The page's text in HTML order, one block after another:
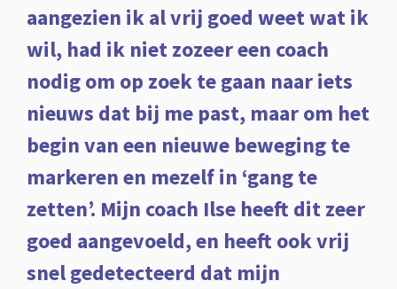
aangezien ik al vrij goed weet wat ik
wil, had ik niet zozeer een coach
nodig om op zoek te gaan naar iets
nieuws dat bij me past, maar om het
begin van een nieuwe beweging te
markeren en mezelf in ‘gang te
zetten’. Mijn coach Ilse heeft dit zeer
goed aangevoeld, en heeft ook vrij
snel gedetecteerd dat mijn